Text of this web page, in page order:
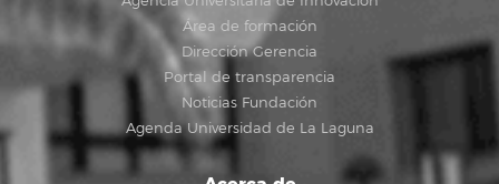
Área de formación
Dirección Gerencia
Portal de transparencia
Noticias Fundación
Agenda Universidad de La Laguna